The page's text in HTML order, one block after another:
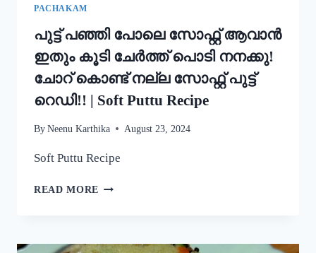
PACHAKAM
പുട്ട് പഞ്ഞി പോലെ സോഫ്റ്റ് ആവാൻ
ഇതും കൂടി ചേർത്ത് പൊടി നനക്കു!
ചോറ് കൊണ്ട് നല്ല സോഫ്റ്റ് പുട്ട്
റെഡി!! | Soft Puttu Recipe
By Neenu Karthika August 23, 2024
Soft Puttu Recipe
READ MORE പുട്ട്
ആവാൻ